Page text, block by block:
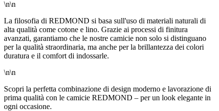
\n\n
La filosofia di REDMOND si basa sull'uso di materiali naturali di
alta qualità come cotone e lino. Grazie ai processi di finitura
avanzati, garantiamo che le nostre camicie non solo si distinguano
per la qualità straordinaria, ma anche per la brillantezza dei colori
duratura e il comfort di indossarle.
\n\n
Scopri la perfetta combinazione di design moderno e lavorazione di
prima qualità con le camicie REDMOND – per un look elegante in
ogni occasione.